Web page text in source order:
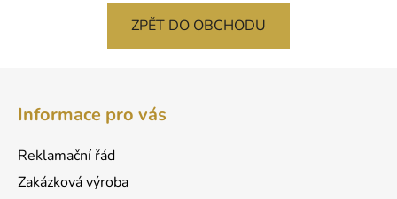
ZPĚT DO OBCHODU
Informace pro vás
Reklamační řád
Zakázková výroba